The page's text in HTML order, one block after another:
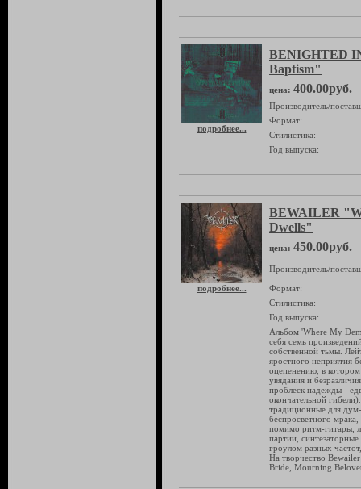
подробнее...
BENIGHTED
Baptism"
цена: 400.00руб.
Производитель/
Формат:
Стилистика:
Год выпуска:
подробнее...
BEWAILER
Dwells"
цена: 450.00руб.
Производитель/
Формат:
Стилистика:
Год выпуска:
Альбом 'Where My
себя семь
собственной тьмы.
яростного неприятия
оцепенению, в котором
увядания и
проблеск надежды -
окончательной
традиционные для
беспросветного
помимо ритм-гитары,
партии, синтезаторные
гроулом разных
На творчество
Bride, Mourning